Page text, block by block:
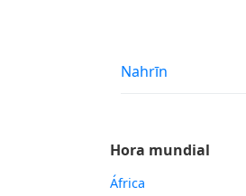
Horas de salida y
Nahrīn
Hora mundial
África